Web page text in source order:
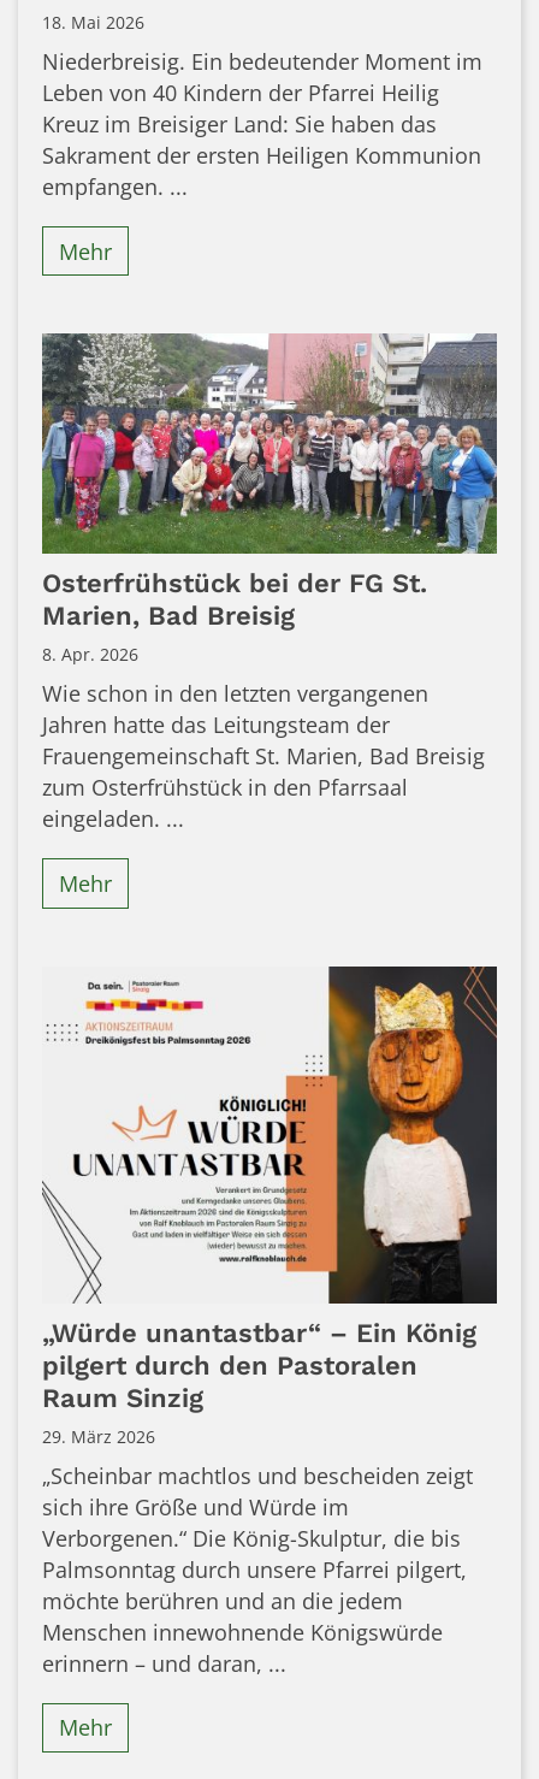
18. Mai 2026
Niederbreisig. Ein bedeutender Moment im
Leben von 40 Kindern der Pfarrei Heilig
Kreuz im Breisiger Land: Sie haben das
Sakrament der ersten Heiligen Kommunion
empfangen. ...
Mehr
Osterfrühstück bei der FG St.
Marien, Bad Breisig
8. Apr. 2026
Wie schon in den letzten vergangenen
Jahren hatte das Leitungsteam der
Frauengemeinschaft St. Marien, Bad Breisig
zum Osterfrühstück in den Pfarrsaal
eingeladen. ...
Mehr
„Würde unantastbar“ – Ein König
pilgert durch den Pastoralen
Raum Sinzig
29. März 2026
„Scheinbar machtlos und bescheiden zeigt
sich ihre Größe und Würde im
Verborgenen.“ Die König-Skulptur, die bis
Palmsonntag durch unsere Pfarrei pilgert,
möchte berühren und an die jedem
Menschen innewohnende Königswürde
erinnern – und daran, ...
Mehr